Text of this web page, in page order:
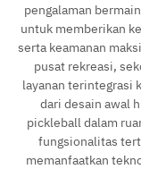
pengalaman
untuk memberikan
serta keamanan
pusat rekreasi,
layanan terintegrasi
dari desain awal
pickleball dalam
fungsionalitas
memanfaatkan